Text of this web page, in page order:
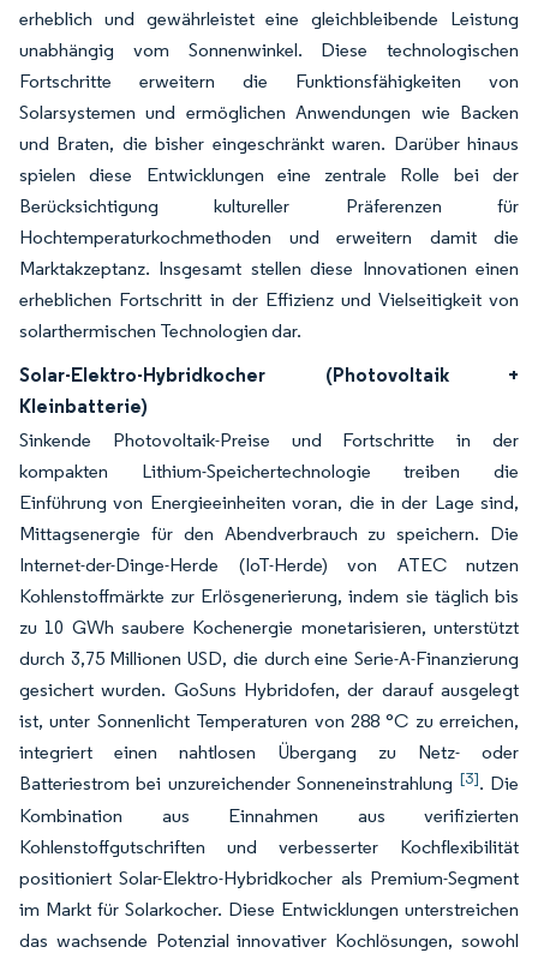
erheblich und gewährleistet eine gleichbleibende Leistung
unabhängig vom Sonnenwinkel. Diese technologischen
Fortschritte erweitern die Funktionsfähigkeiten von
Solarsystemen und ermöglichen Anwendungen wie Backen
und Braten, die bisher eingeschränkt waren. Darüber hinaus
spielen diese Entwicklungen eine zentrale Rolle bei der
Berücksichtigung kultureller Präferenzen für
Hochtemperaturkochmethoden und erweitern damit die
Marktakzeptanz. Insgesamt stellen diese Innovationen einen
erheblichen Fortschritt in der Effizienz und Vielseitigkeit von
solarthermischen Technologien dar.
Solar-Elektro-Hybridkocher (Photovoltaik +
Kleinbatterie)
Sinkende Photovoltaik-Preise und Fortschritte in der
kompakten Lithium-Speichertechnologie treiben die
Einführung von Energieeinheiten voran, die in der Lage sind,
Mittagsenergie für den Abendverbrauch zu speichern. Die
Internet-der-Dinge-Herde (IoT-Herde) von ATEC nutzen
Kohlenstoffmärkte zur Erlösgenerierung, indem sie täglich bis
zu 10 GWh saubere Kochenergie monetarisieren, unterstützt
durch 3,75 Millionen USD, die durch eine Serie-A-Finanzierung
gesichert wurden. GoSuns Hybridofen, der darauf ausgelegt
ist, unter Sonnenlicht Temperaturen von 288 °C zu erreichen,
integriert einen nahtlosen Übergang zu Netz- oder
Batteriestrom bei unzureichender Sonneneinstrahlung [3]. Die
Kombination aus Einnahmen aus verifizierten
Kohlenstoffgutschriften und verbesserter Kochflexibilität
positioniert Solar-Elektro-Hybridkocher als Premium-Segment
im Markt für Solarkocher. Diese Entwicklungen unterstreichen
das wachsende Potenzial innovativer Kochlösungen, sowohl